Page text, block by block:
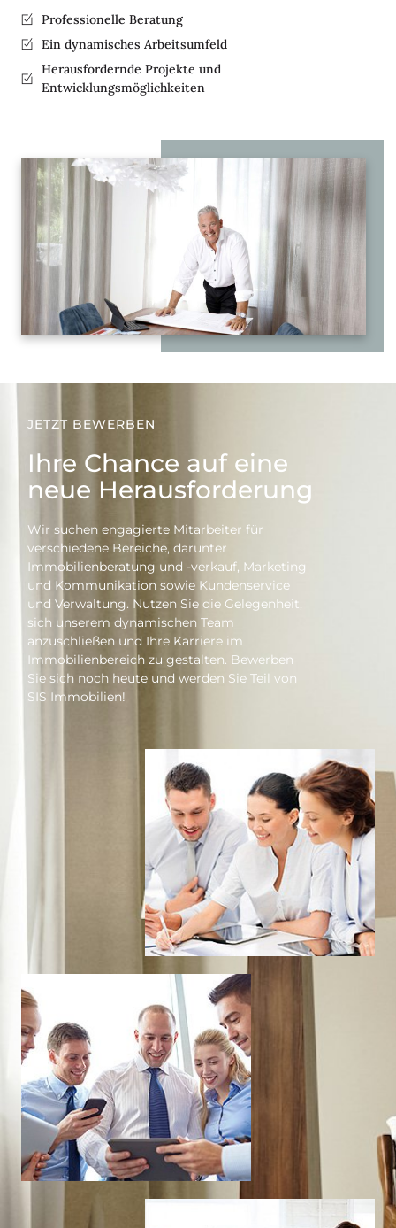
Professionelle Beratung
Ein dynamisches Arbeitsumfeld
Herausfordernde Projekte und
Entwicklungsmöglichkeiten
JETZT BEWERBEN
Ihre Chance auf eine
neue Herausforderung
Wir suchen engagierte Mitarbeiter für
verschiedene Bereiche, darunter
Immobilienberatung und -verkauf, Marketing
und Kommunikation sowie Kundenservice
und Verwaltung. Nutzen Sie die Gelegenheit,
sich unserem dynamischen Team
anzuschließen und Ihre Karriere im
Immobilienbereich zu gestalten. Bewerben
Sie sich noch heute und werden Sie Teil von
SIS Immobilien!